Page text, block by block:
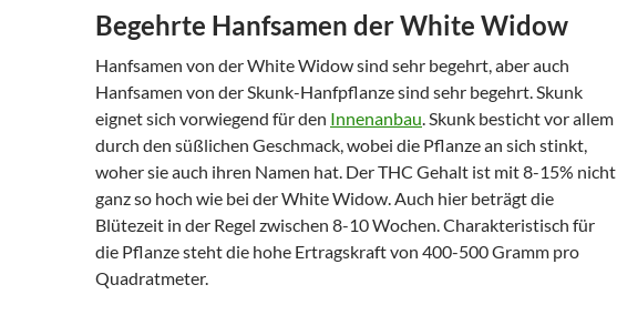
Begehrte Hanfsamen der White Widow
Hanfsamen von der White Widow sind sehr begehrt, aber auch
Hanfsamen von der Skunk-Hanfpflanze sind sehr begehrt. Skunk
eignet sich vorwiegend für den Innenanbau. Skunk besticht vor allem
durch den süßlichen Geschmack, wobei die Pflanze an sich stinkt,
woher sie auch ihren Namen hat. Der THC Gehalt ist mit 8-15% nicht
ganz so hoch wie bei der White Widow. Auch hier beträgt die
Blütezeit in der Regel zwischen 8-10 Wochen. Charakteristisch für
die Pflanze steht die hohe Ertragskraft von 400-500 Gramm pro
Quadratmeter.